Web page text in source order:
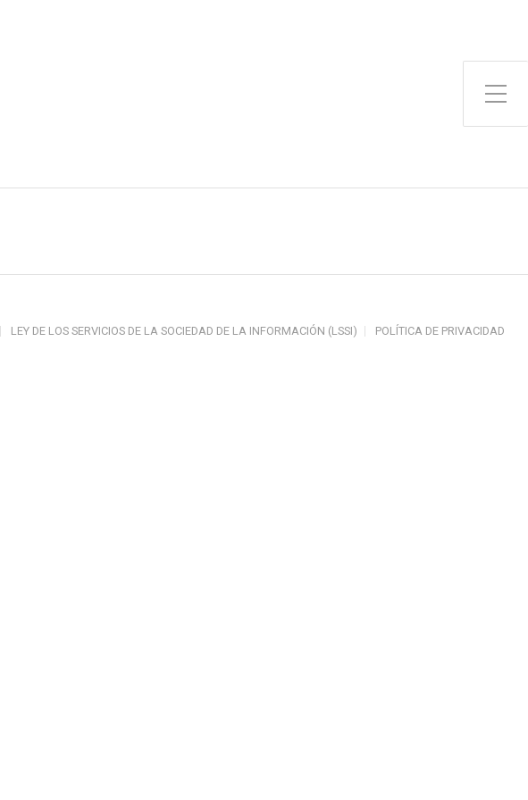
Toggle Side Menu
LEY DE LOS SERVICIOS DE LA SOCIEDAD DE LA INFORMACIÓN (LSSI) POLÍTICA DE PRIVACIDAD